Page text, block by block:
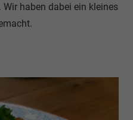
haben dabei ein kleines